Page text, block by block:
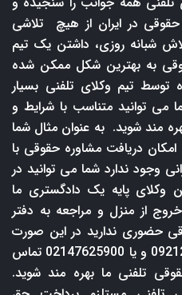
حقوقی در ایران از هیچ تلاشی
شبانه روزی، داشتن یک تیم
به بهترین شکل ممکن شده
تیم وکلای تلفنی بسیار
توانید متناسب با شرایط و
مند شوید. به عنوان مثال شما
دریافت مشاوره حقوقی با
وجود ندارد شما می توانید در
وکلای پایه یک دادگستری ما
از منزل و مراجعه به دفتر
حضوری ندارید در این صورت
نیز می توانید با شماره 09212242670 و یا 02147625900 تماس
تلفنی ما بهره مند شوید.